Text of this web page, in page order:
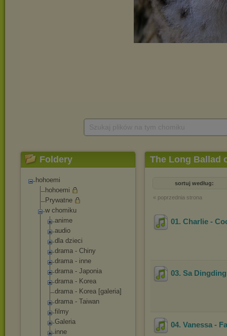
Foldery
hohoemi
hohoemi
Prywatne
w chomiku
anime
audio
dla dzieci
drama - Chiny
drama - inne
drama - Japonia
drama - Korea
drama - Korea [galeria]
drama - Taiwan
filmy
Galeria
inne
The Long Ballad
sortuj według:
« poprzednia strona
01. Charlie -
03. Sa
04. Vanessa -